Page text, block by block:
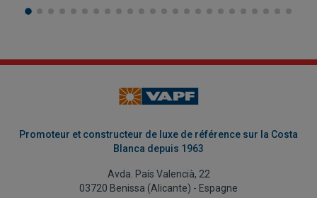
Promoteur et constructeur de luxe de référence sur la Costa
Blanca depuis 1963
Avda. País Valencià, 22
03720 Benissa (Alicante) - Espagne